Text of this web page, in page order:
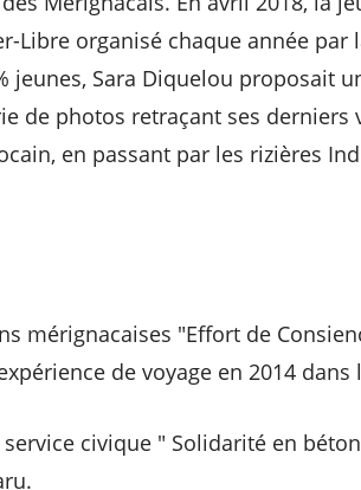
Libre organisé chaque année par
jeunes, Sara Diquelou proposait
de photos retraçant ses derniers
en passant par les rizières
mérignacaises "Effort de
de voyage en 2014
civique " Solidarité en